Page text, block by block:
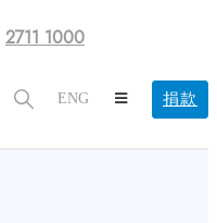
2711 1000
ENG 捐款